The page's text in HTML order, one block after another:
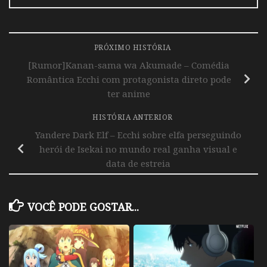
PRÓXIMO HISTÓRIA
[Rumor]Kanan-sama wa Akumade – Comédia
Romântica Ecchi com protagonista direto pode
ter anime
HISTÓRIA ANTERIOR
Yandere Dark Elf – Ecchi sobre elfa perseguindo
herói de Isekai no mundo real ganha visual e
data de estreia
VOCÊ PODE GOSTAR...